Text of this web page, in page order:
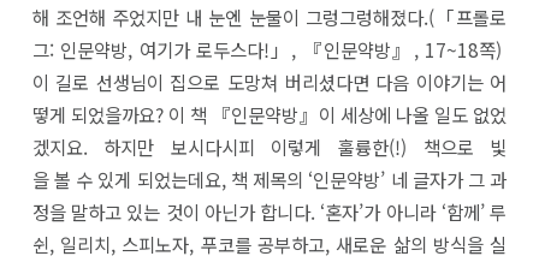
해 조언해 주었지만 내 눈엔 눈물이 그렁그렁해졌다.(「프롤로
그: 인문약방, 여기가 로두스다!」, 『인문약방』, 17~18쪽)
이 길로 선생님이 집으로 도망쳐 버리셨다면 다음 이야기는 어
떻게 되었을까요? 이 책 『인문약방』이 세상에 나올 일도 없었
겠지요. 하지만 보시다시피 이렇게 훌륭한(!) 책으로 빛
을 볼 수 있게 되었는데요, 책 제목의 ‘인문약방’ 네 글자가 그 과
정을 말하고 있는 것이 아닌가 합니다. ‘혼자’가 아니라 ‘함께’ 루
쉰, 일리치, 스피노자, 푸코를 공부하고, 새로운 삶의 방식을 실